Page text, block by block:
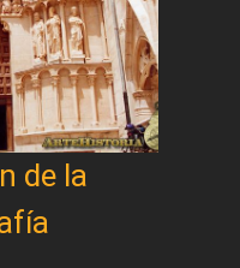
de la